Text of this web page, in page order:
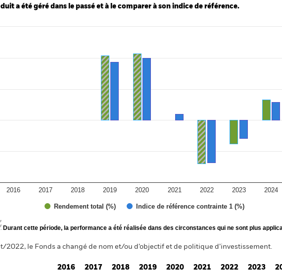
a été géré dans le passé et à le comparer à son indice de référence.
2 data series.
Rendement total (%) Indice de référence contrainte 1 (%)
2016 2017 2018 2019 2020 2021 2022 2023 2024
chart.
Durant cette période, la performance a été réalisée dans des circonstances qui ne sont plus
2022, le Fonds a changé de nom et/ou d’objectif et de politique d’investissement.
2016 2017 2018 2019 2020 2021 2022 2023